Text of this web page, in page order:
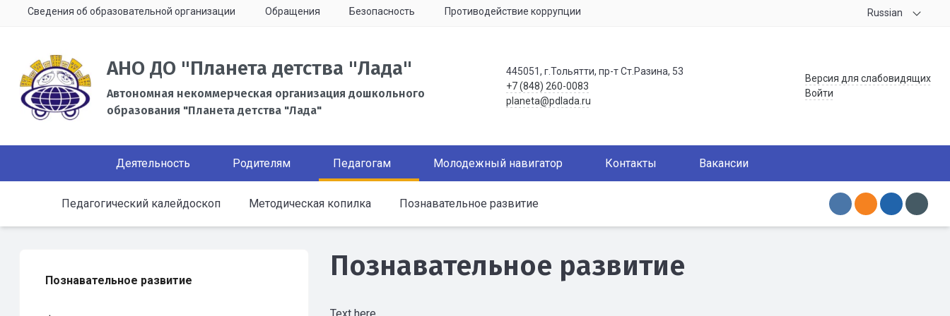
Сведения об образовательной организации Обращения Безопасность Противодействие коррупции Russian
АНО ДО "Планета детства "Лада"
Автономная некоммерческая организация дошкольного
образования "Планета детства "Лада"
445051, г.Тольятти, пр-т Ст.Разина, 53
+7 (848) 260-0083
planeta@pdlada.ru
Версия для слабовидящих
Войти
Деятельность Родителям Педагогам Молодежный навигатор Контакты Вакансии
Педагогический калейдоскоп Методическая копилка Познавательное развитие
Познавательное развитие Познавательное развитие